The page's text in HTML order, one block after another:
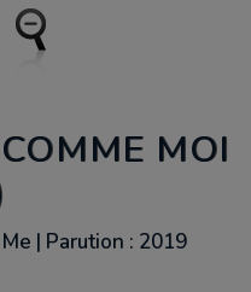
MOI
| Parution : 2019